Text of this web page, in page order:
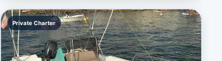
Private Charter